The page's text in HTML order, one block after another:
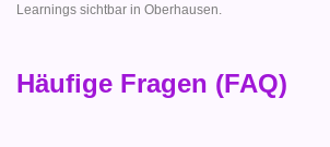
Learnings sichtbar in Oberhausen.
Häufige Fragen (FAQ)